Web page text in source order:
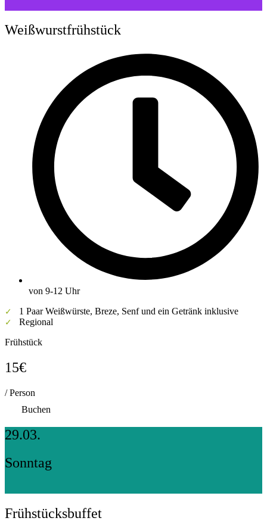
Weißwurstfrühstück
von 9-12 Uhr
✓ 1 Paar Weißwürste, Breze, Senf und ein Getränk inklusive
✓
Regional
Frühstück
15€
/ Person
Buchen
29.03.
Sonntag
Frühstücksbuffet